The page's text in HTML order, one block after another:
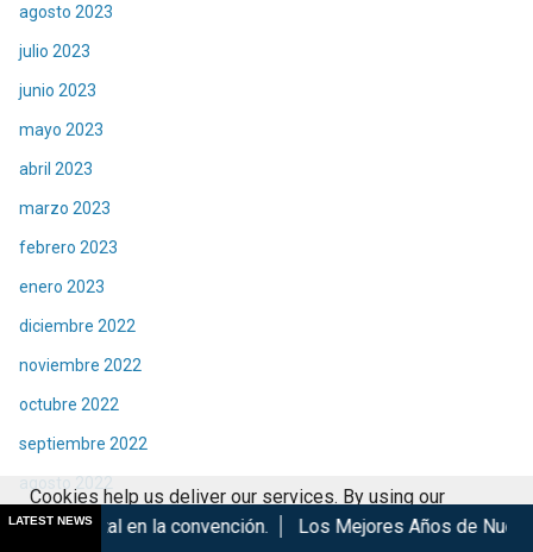
agosto 2023
julio 2023
junio 2023
mayo 2023
abril 2023
marzo 2023
febrero 2023
enero 2023
diciembre 2022
noviembre 2022
octubre 2022
septiembre 2022
julio 2022
LATEST NEWS
convención. Los Mejores Años de Nuestra Vida de
Cookies help us deliver our services. By using our
services, you agree to our use of cookies.
Got it